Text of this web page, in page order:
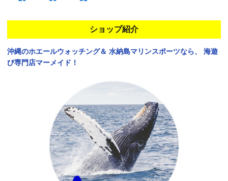
ショップ紹介
沖縄のホエールウォッチング＆ 水納島マリンスポーツなら、
海遊
び専門店マーメイド！